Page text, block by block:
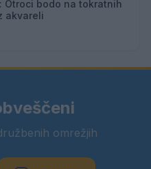
Otroci bodo na tokratnih
akvareli
omrežjih